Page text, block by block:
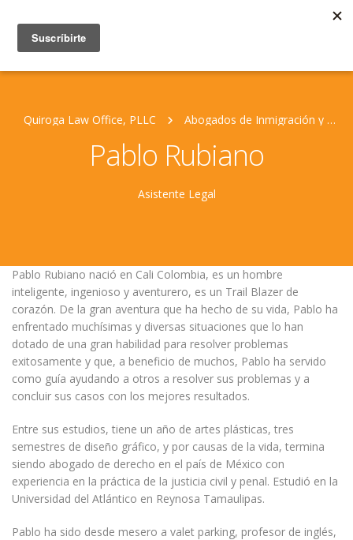
Quiroga Law Office, PLLC Abogados de Inmigración y Personal Jurídico
Pablo Rubiano
Asistente Legal
Pablo Rubiano nació en Cali Colombia, es un hombre
inteligente, ingenioso y aventurero, es un Trail Blazer de
corazón. De la gran aventura que ha hecho de su vida, Pablo ha
enfrentado muchísimas y diversas situaciones que lo han
dotado de una gran habilidad para resolver problemas
exitosamente y que, a beneficio de muchos, Pablo ha servido
como guía ayudando a otros a resolver sus problemas y a
concluir sus casos con los mejores resultados.
Entre sus estudios, tiene un año de artes plásticas, tres
semestres de diseño gráfico, y por causas de la vida, termina
siendo abogado de derecho en el país de México con
experiencia en la práctica de la justicia civil y penal. Estudió en la
Universidad del Atlántico en Reynosa Tamaulipas.
Pablo ha sido desde mesero a valet parking, profesor de inglés,